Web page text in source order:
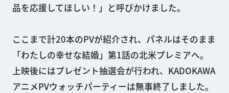
品を応援してほしい！」と呼びかけました。
ここまで計20本のPVが紹介され、パネルはそのまま
「わたしの幸せな結婚」第1話の北米プレミアへ。
上映後にはプレゼント抽選会が行われ、KADOKAWA
アニメPVウォッチパーティーは無事終了しました。